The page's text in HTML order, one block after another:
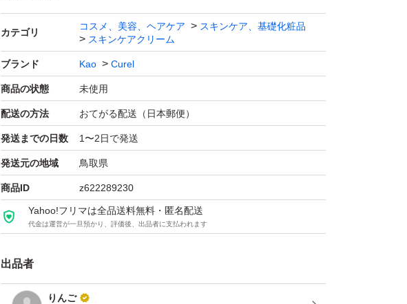
カテゴリ
コスメ、美容、ヘアケア
スキンケア、基礎化粧品
スキンケアクリーム
ブランド Kao Curel
商品の状態 未使用
配送の方法 おてがる配送（日本郵便）
発送までの日数 1〜2日で発送
発送元の地域 鳥取県
商品ID z622289230
Yahoo!フリマは全品送料無料・匿名配送
代金は運営が一旦預かり、評価後、出品者に支払われます
出品者
りんご